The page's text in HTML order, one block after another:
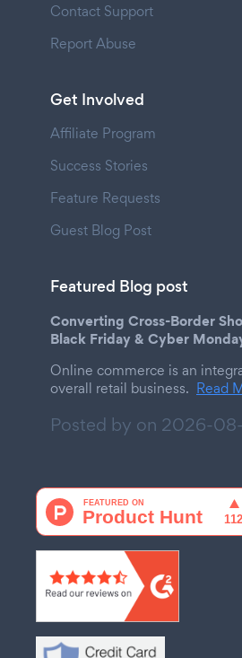
Contact Support
Report Abuse
Get Involved
Affiliate Program
Success Stories
Feature Requests
Guest Blog Post
Featured Blog post
Converting Cross-Border
Black Friday & Cyber
Online commerce is an
overall retail business. Read
Posted by on 2026-